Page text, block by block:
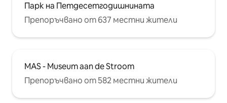
Парк на Петдесетгодишнината
Препоръчвано от 637 местни жители
MAS - Museum aan de Stroom
Препоръчвано от 582 местни жители